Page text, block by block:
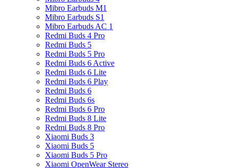
Mibro Earbuds M1
Mibro Earbuds S1
Mibro Earbuds AC 1
Redmi Buds 4 Pro
Redmi Buds 5
Redmi Buds 5 Pro
Redmi Buds 6 Active
Redmi Buds 6 Lite
Redmi Buds 6 Play
Redmi Buds 6
Redmi Buds 6s
Redmi Buds 6 Pro
Redmi Buds 8 Lite
Redmi Buds 8 Pro
Xiaomi Buds 3
Xiaomi Buds 5
Xiaomi Buds 5 Pro
Xiaomi OpenWear Stereo